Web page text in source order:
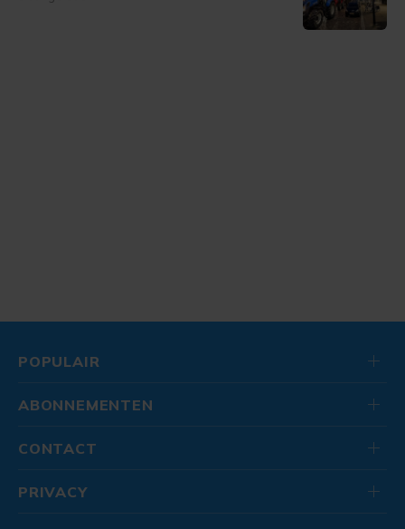
POPULAIR
ABONNEMENTEN
CONTACT
PRIVACY